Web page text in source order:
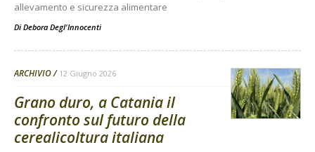
allevamento e sicurezza alimentare
Di Debora Degl'Innocenti
ARCHIVIO 12 Giugno 2026
Grano duro, a Catania il
confronto sul futuro della
cerealicoltura italiana